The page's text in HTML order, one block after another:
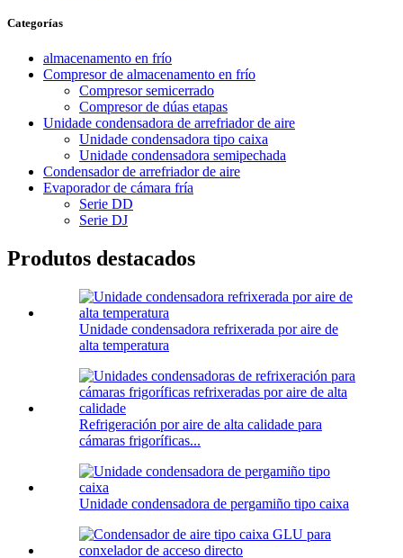
Categorías
almacenamento en frío
Compresor de almacenamento en frío
Compresor semicerrado
Compresor de dúas etapas
Unidade condensadora de arrefriador de aire
Unidade condensadora tipo caixa
Unidade condensadora semipechada
Condensador de arrefriador de aire
Evaporador de cámara fría
Serie DD
Serie DJ
Produtos destacados
Unidade condensadora refrixerada por aire de
alta temperatura
Refrigeración por aire de alta calidade para
cámaras frigoríficas...
Unidade condensadora de pergamiño tipo caixa